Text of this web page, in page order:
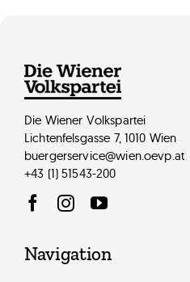
Kirsten
Die Wiener Volkspartei
Lichtenfelsgasse 7, 1010 Wien
buergerservice@wien.oevp.at
+43 (1) 51543-200
Navigation